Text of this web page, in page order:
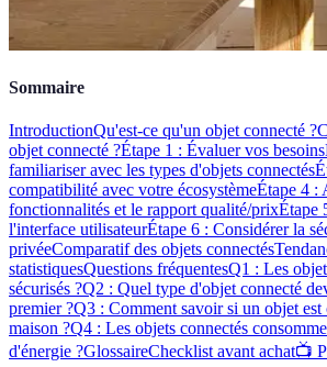
Sommaire
IntroductionQu'est-ce qu'un objet connecté ?
objet connecté ?Étape 1 : Évaluer vos besoins
familiariser avec les types d'objets connectés
compatibilité avec votre écosystèmeÉtape 4 :
fonctionnalités et le rapport qualité/prixÉtape
l'interface utilisateurÉtape 6 : Considérer la
privéeComparatif des objets connectés
statistiquesQuestions fréquentesQ1 : Les
sécurisés ?Q2 : Quel type d'objet connecté
premier ?Q3 : Comment savoir si un objet est
maison ?Q4 : Les objets connectés
d'énergie ?GlossaireChecklist avant achat📺